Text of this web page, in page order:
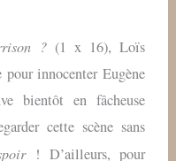
?(1 x 16), Loïs
innocenter Eugène
bientôt en fâcheuse
cette scène sans
! D’ailleurs, pour